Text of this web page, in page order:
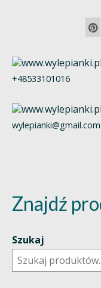
+48533101016
wylepianki@gmail.com
Znajdź
Szukaj